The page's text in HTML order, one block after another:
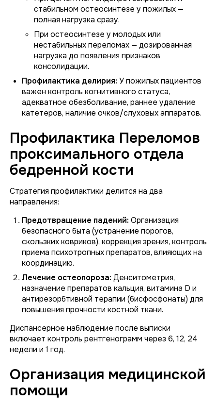
стабильном остеосинтезе у пожилых —
полная нагрузка сразу.
При остеосинтезе у молодых или
нестабильных переломах — дозированная
нагрузка до появления признаков
консолидации.
Профилактика делирия: У пожилых пациентов
важен контроль когнитивного статуса,
адекватное обезболивание, раннее удаление
катетеров, наличие очков/слуховых аппаратов.
Профилактика Переломов
проксимального отдела
бедренной кости
Стратегия профилактики делится на два
направления:
Предотвращение падений: Организация
безопасного быта (устранение порогов,
скользких ковриков), коррекция зрения, контроль
приема психотропных препаратов, влияющих на
координацию.
Лечение остеопороза: Денситометрия,
назначение препаратов кальция, витамина D и
антирезорбтивной терапии (бисфосфонаты) для
повышения прочности костной ткани.
Диспансерное наблюдение после выписки
включает контроль рентгенограмм через 6, 12, 24
недели и 1 год.
Организация медицинской
помощи